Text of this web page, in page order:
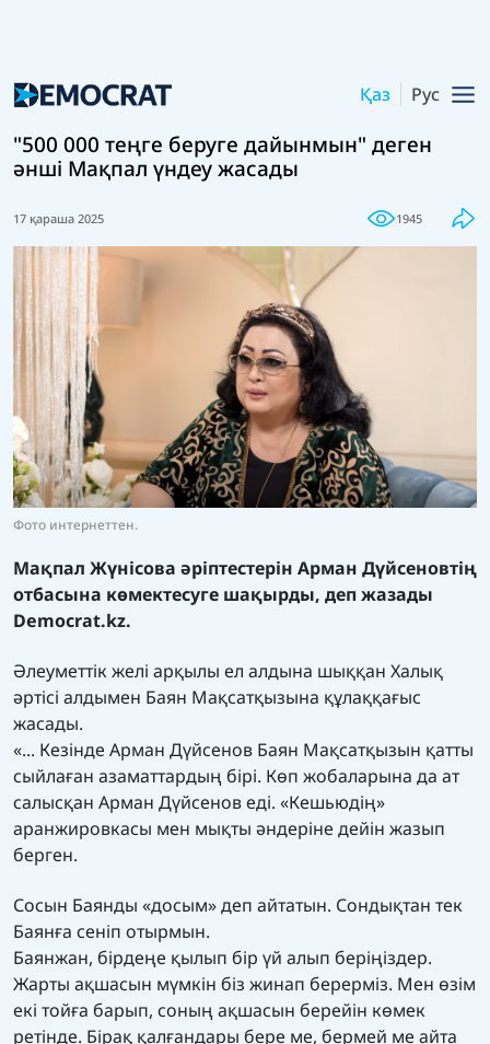
Қаз Рус
"500 000 теңге беруге дайынмын" деген
әнші Мақпал үндеу жасады
17 қараша 2025 1945
Фото интернеттен.
Мақпал Жүнісова әріптестерін Арман Дүйсеновтің
отбасына көмектесуге шақырды, деп жазады
Democrat.kz.
Әлеуметтік желі арқылы ел алдына шыққан Халық
әртісі алдымен Баян Мақсатқызына құлаққағыс
жасады.
«... Кезінде Арман Дүйсенов Баян Мақсатқызын қатты
сыйлаған азаматтардың бірі. Көп жобаларына да ат
салысқан Арман Дүйсенов еді. «Кешьюдің»
аранжировкасы мен мықты әндеріне дейін жазып
берген.
Сосын Баянды «досым» деп айтатын. Сондықтан тек
Баянға сеніп отырмын.
Баянжан, бірдеңе қылып бір үй алып беріңіздер.
Жарты ақшасын мүмкін біз жинап берерміз. Мен өзім
екі тойға барып, соның ақшасын берейін көмек
ретінде. Бірақ қалғандары бере ме, бермей ме айта